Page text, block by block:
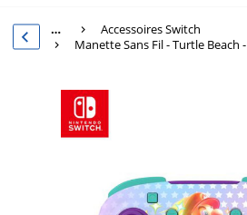
…
Accessoires Switch
Manette Sans Fil - Turtle Beach